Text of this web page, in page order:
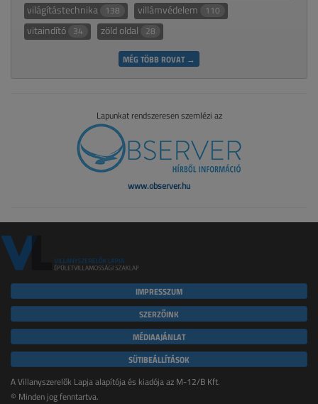
világítástechnika 138 villámvédelem 110
vitaindító 34 zöld oldal 28
MÉG TÖBB ROVAT →
Lapunkat rendszeresen szemlézi az
www.observer.hu
IMPRESSZUM
SZERZŐINK
MÉDIAAJÁNLAT
SÜTIBEÁLLÍTÁSOK
A Villanyszerelők Lapja alapítója és kiadója az M-12/B Kft.
© Minden jog fenntartva.